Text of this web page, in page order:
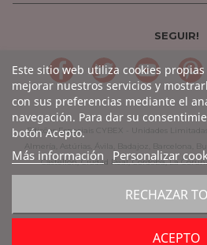
SEGUIR!
LinkedInGorjeio YouTube
Este sitio web utiliza cookies
mejorar nuestros servicios y
con sus preferencias mediante el
navegación. Para dar su
botón Acepto.
Más información Personalizar
RECHAZAR
ACEPTO
Edições Especiais CYBEX - Unidades
Almería, Astúrias, Ávila, Badajoz, Barcelona,
Castellón, Ciudad Real, Córdoba, La
Granada, Guadalajara, Guipúzcoa, Huelva,
Madrid, Málaga, Múrcia, Navarra, Orense,